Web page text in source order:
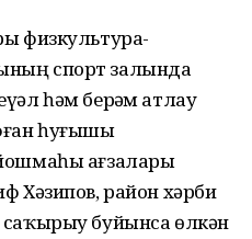
физкультура-
спорт залында
һәм берҙәм атлау
һуғышы
ағзалары
Хәзипов, район хәрби
буйынса өлкән